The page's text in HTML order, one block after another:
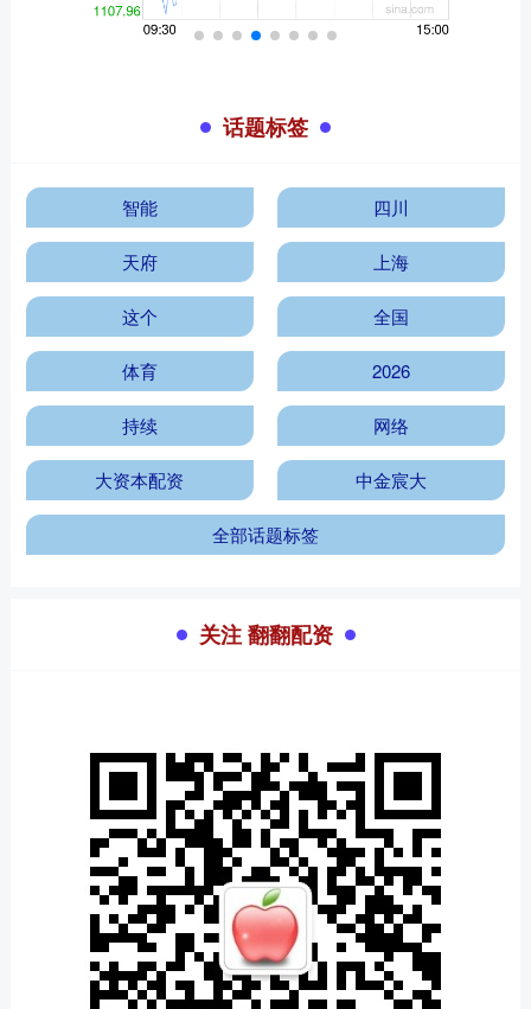
话题标签
智能 四川
天府 上海
这个 全国
体育 2026
持续 网络
大资本配资 中金宸大
全部话题标签
关注 翻翻配资